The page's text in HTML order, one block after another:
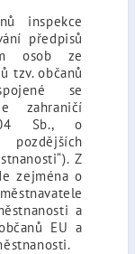
inspekce
předpisů
osob ze
tzv. občanů
se
zahraničí
Sb., o
Z
zejména o
a
EU a